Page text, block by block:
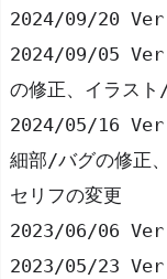
2024/09/20
2024/09/05
の修正、イラス
2024/05/16
細部/バグの修正
セリフの変更
2023/06/06
2023/05/23